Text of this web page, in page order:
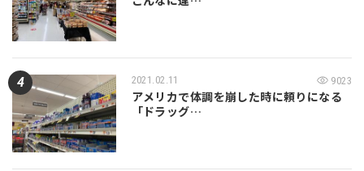
2021.02.11 9023
アメリカで体調を崩した時に頼りになる
「ドラッグ…